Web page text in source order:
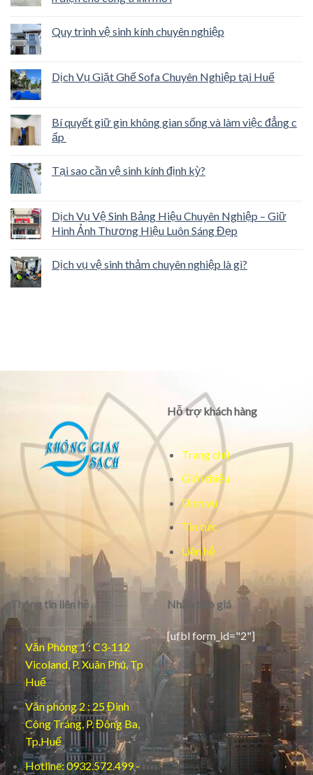
Quy trình vệ sinh kính chuyên nghiệp
Dịch Vụ Giặt Ghế Sofa Chuyên Nghiệp tại Huế
Bí quyết giữ gìn không gian sống và làm việc đẳng c
ấp
Tại sao cần vệ sinh kính định kỳ?
Dịch Vụ Vệ Sinh Bảng Hiệu Chuyên Nghiệp – Giữ
Hình Ảnh Thương Hiệu Luôn Sáng Đẹp
Dịch vụ vệ sinh thảm chuyên nghiệp là gì?
Hỗ trợ khách hàng
Trang chủ
Giới thiệu
Dịch vụ
Tin tức
Liên hệ
Thông tin liên hệ
Văn Phòng 1 : C3-112
Vicoland, P. Xuân Phú, Tp
Huế
Văn phòng 2 : 25 Đinh
Công Tráng, P. Đông Ba,
Tp.Huế
Hotline: 0932.572.499 -
Nhận báo giá
[ufbl form_id="2"]